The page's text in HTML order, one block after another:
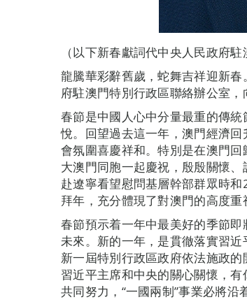
（以下新春獻詞代中央人民政府
龍騰華彩辭舊歲，蛇舞吉祥迎新
府駐澳門特別行政區聯絡辦公室
春節是中國人心中分量最重的傳
悅。回望過去這一年，澳門經濟
會氛圍喜慶祥和。特別是在澳門
大澳門同胞一起慶祝，殷殷關懷
赴遼寧看望慰問基層幹部群眾時
拜年，充分體現了對澳門的高度重
春節預示着一年中最美好的季節
未來。新的一年，是貫徹落實習
新一屆特別行政區政府依法施政
習近平主席和中央的關心關懷，
共同努力，“一國兩制”事業必將沿